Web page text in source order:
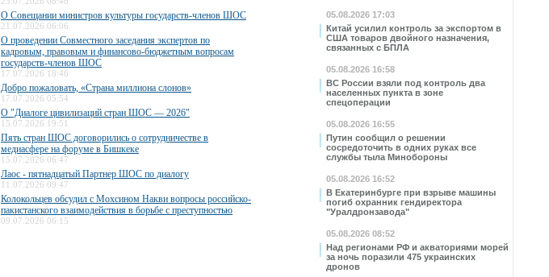
05.08.2026 17:03
Китай усилил контроль за экспортом в
США товаров двойного назначения,
связанных с БПЛА
05.08.2026 16:58
ВС России взяли под контроль два
населенных пункта в зоне
спецоперации
05.08.2026 16:55
Путин сообщил о решении
сосредоточить в одних руках все
службы тыла Минобороны
05.08.2026 16:52
В Екатеринбурге при взрыве машины
погиб охранник гендиректора
"Уралдронзавода"
05.08.2026 08:52
Над регионами РФ и акваториями морей
за ночь поразили 475 украинских
дронов
О Совещании министров культуры государств-членов ШОС
21.07.2026 06:06
О проведении Совместного заседания экспертов по
кадровым, правовым и финансово-бюджетным вопросам
государств-членов ШОС
17.07.2026 18:46
Добро пожаловать, «Страна миллиона слонов»
17.07.2026 05:54
О "Диалоге цивилизаций стран ШОС — 2026"
15.07.2026 19:51
Пять стран ШОС договорились о сотрудничестве в
медиасфере на форуме в Бишкеке
15.07.2026 06:47
Лаос - пятнадцатый Партнер ШОС по диалогу
11.07.2026 09:47
Колокольцев обсудил с Мохсином Накви вопросы российско-
пакистанского взаимодействия в борьбе с преступностью
09.07.2026 06:15